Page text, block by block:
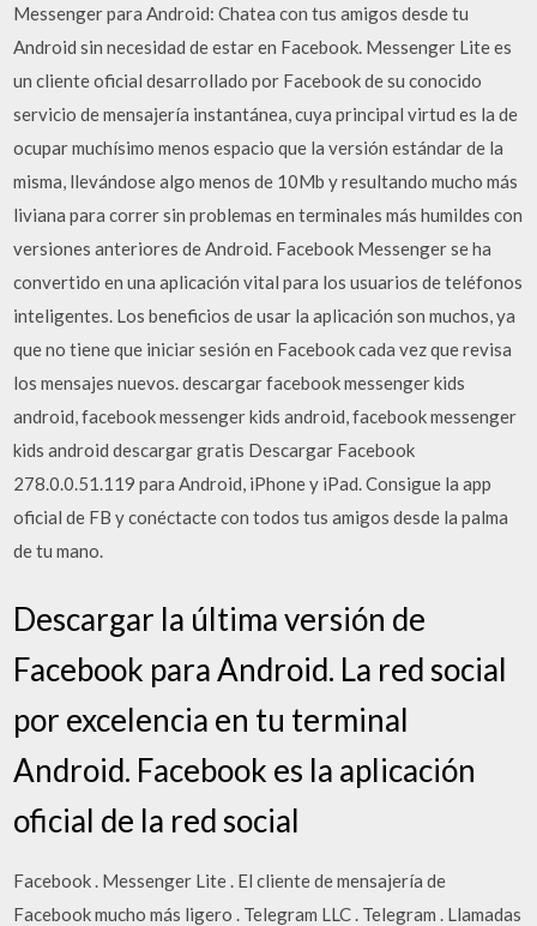
Messenger para Android: Chatea con tus amigos desde tu
Android sin necesidad de estar en Facebook. Messenger Lite es
un cliente oficial desarrollado por Facebook de su conocido
servicio de mensajería instantánea, cuya principal virtud es la de
ocupar muchísimo menos espacio que la versión estándar de la
misma, llevándose algo menos de 10Mb y resultando mucho más
liviana para correr sin problemas en terminales más humildes con
versiones anteriores de Android. Facebook Messenger se ha
convertido en una aplicación vital para los usuarios de teléfonos
inteligentes. Los beneficios de usar la aplicación son muchos, ya
que no tiene que iniciar sesión en Facebook cada vez que revisa
los mensajes nuevos. descargar facebook messenger kids
android, facebook messenger kids android, facebook messenger
kids android descargar gratis Descargar Facebook
278.0.0.51.119 para Android, iPhone y iPad. Consigue la app
oficial de FB y conéctacte con todos tus amigos desde la palma
de tu mano.
Descargar la última versión de
Facebook para Android. La red social
por excelencia en tu terminal
Android. Facebook es la aplicación
oficial de la red social
Facebook . Messenger Lite . El cliente de mensajería de
Facebook mucho más ligero . Telegram LLC . Telegram . Llamadas